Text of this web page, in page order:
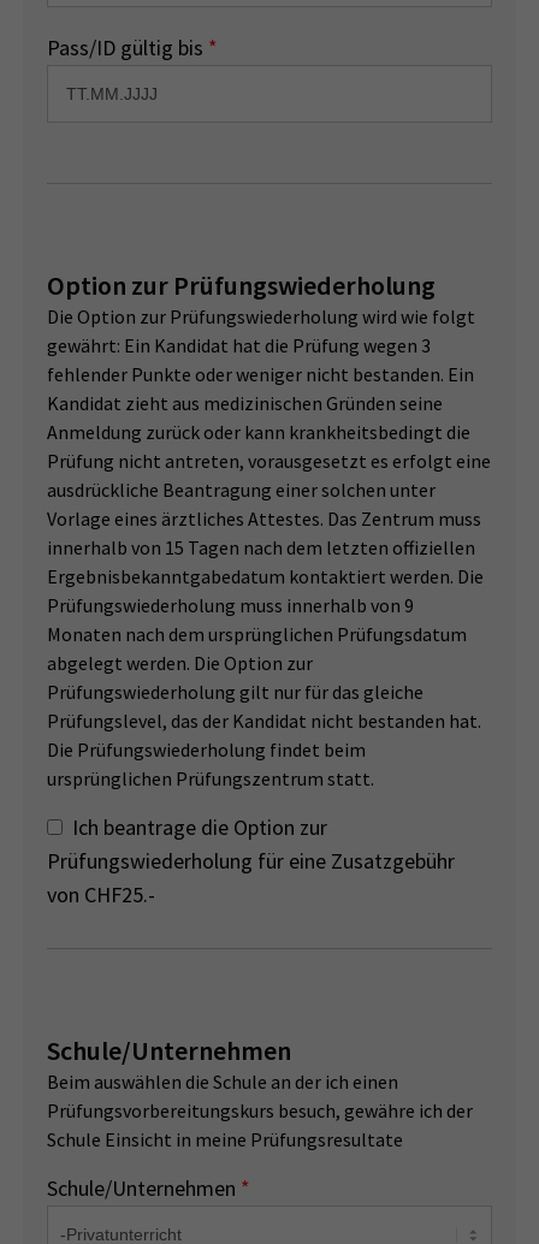
Pass/ID gültig bis *
Option zur Prüfungswiederholung
Die Option zur Prüfungswiederholung wird wie folgt
gewährt: Ein Kandidat hat die Prüfung wegen 3
fehlender Punkte oder weniger nicht bestanden. Ein
Kandidat zieht aus medizinischen Gründen seine
Anmeldung zurück oder kann krankheitsbedingt die
Prüfung nicht antreten, vorausgesetzt es erfolgt eine
ausdrückliche Beantragung einer solchen unter
Vorlage eines ärztliches Attestes. Das Zentrum muss
innerhalb von 15 Tagen nach dem letzten offiziellen
Ergebnisbekanntgabedatum kontaktiert werden. Die
Prüfungswiederholung muss innerhalb von 9
Monaten nach dem ursprünglichen Prüfungsdatum
abgelegt werden. Die Option zur
Prüfungswiederholung gilt nur für das gleiche
Prüfungslevel, das der Kandidat nicht bestanden hat.
Die Prüfungswiederholung findet beim
ursprünglichen Prüfungszentrum statt.
Ich beantrage die Option zur
Prüfungswiederholung für eine Zusatzgebühr
von CHF25.-
Schule/Unternehmen
Beim auswählen die Schule an der ich einen
Prüfungsvorbereitungskurs besuch, gewähre ich der
Schule Einsicht in meine Prüfungsresultate
Schule/Unternehmen *